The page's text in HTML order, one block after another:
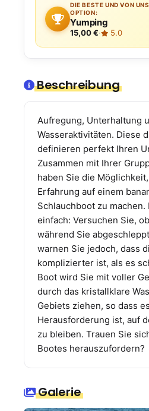
DIE BESTE UND VON
OPTION:
Yumping
15,00 €· 5.0
Beschreibung
Aufregung, Unterhaltung
Wasseraktivitäten. Diese
definieren perfekt Ihren
Zusammen mit Ihrer
haben Sie die
Erfahrung auf einem
Schlauchboot zu machen.
einfach: Versuchen Sie,
während Sie
warnen Sie jedoch, dass
komplizierter ist, als es
Boot wird Sie mit voller
durch das kristallklare
Gebiets ziehen, so dass
Herausforderung ist, auf
zu bleiben. Trauen Sie
Bootes herauszufordern?
Galerie